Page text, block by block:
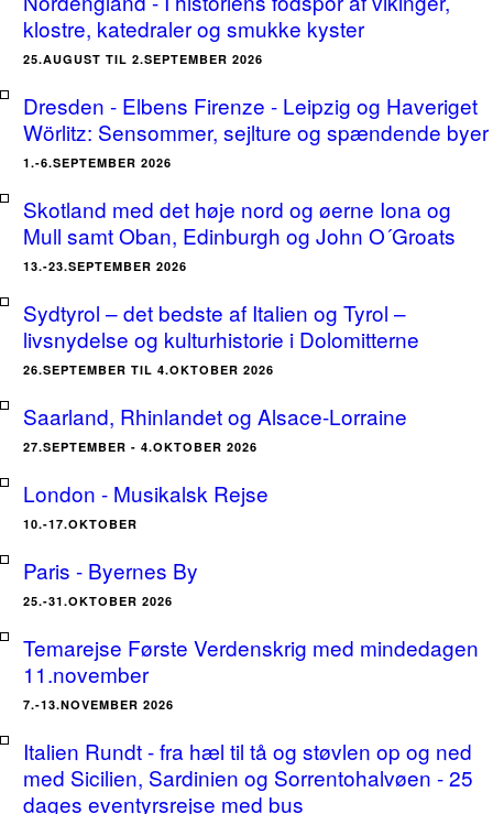
klostre, katedraler og smukke kyster
25.AUGUST TIL 2.SEPTEMBER 2026
Dresden - Elbens Firenze - Leipzig og Haveriget
Wörlitz: Sensommer, sejlture og spændende byer
1.-6.SEPTEMBER 2026
Skotland med det høje nord og øerne Iona og
Mull samt Oban, Edinburgh og John O´Groats
13.-23.SEPTEMBER 2026
Sydtyrol – det bedste af Italien og Tyrol –
livsnydelse og kulturhistorie i Dolomitterne
26.SEPTEMBER TIL 4.OKTOBER 2026
Saarland, Rhinlandet og Alsace-Lorraine
27.SEPTEMBER - 4.OKTOBER 2026
London - Musikalsk Rejse
10.-17.OKTOBER
Paris - Byernes By
25.-31.OKTOBER 2026
Temarejse Første Verdenskrig med mindedagen
11.november
7.-13.NOVEMBER 2026
Italien Rundt - fra hæl til tå og støvlen op og ned
med Sicilien, Sardinien og Sorrentohalvøen - 25
dages eventyrsrejse med bus